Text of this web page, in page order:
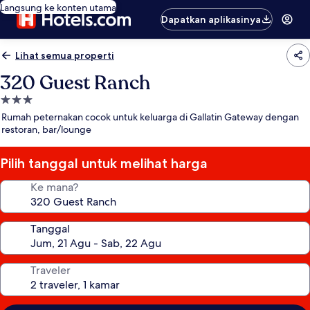
Langsung ke konten utama
Dapatkan aplikasinya
Lihat semua properti
320 Guest Ranch
Properti
bintang
3.0
Rumah peternakan cocok untuk keluarga di Gallatin Gateway dengan
restoran, bar/lounge
Pilih tanggal untuk melihat harga
Ke mana?
Tanggal
Traveler